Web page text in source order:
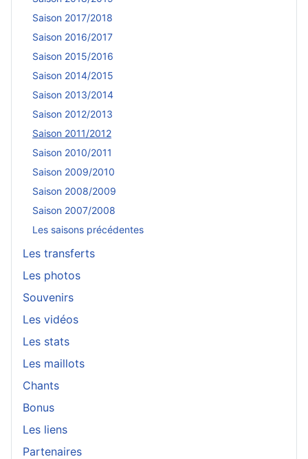
Saison 2017/2018
Saison 2016/2017
Saison 2015/2016
Saison 2014/2015
Saison 2013/2014
Saison 2012/2013
Saison 2011/2012
Saison 2010/2011
Saison 2009/2010
Saison 2008/2009
Saison 2007/2008
Les saisons précédentes
Les transferts
Les photos
Souvenirs
Les vidéos
Les stats
Les maillots
Chants
Bonus
Les liens
Partenaires